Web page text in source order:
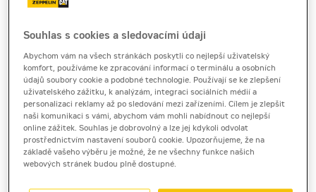
Cena za pronájem
1 - 22 dnů
1 190 Kč bez DPH
1 439 Kč s DPH
Sleva 20 %
23 a více dnů
1 110 Kč bez DPH
1 343 Kč s DPH
Sleva 20 %
Souhlas s cookies a sledovacími údaji
Abychom vám na všech stránkách poskytli co nejlepší uživatelský
komfort, používáme ke zpracování informací o terminálu a osobních
údajů soubory cookie a podobné technologie. Používají se ke zlepšení
uživatelského zážitku, k analýzám, integraci sociálních médií a
personalizaci reklamy až po sledování mezi zařízeními. Cílem je zlepšit
naši komunikaci s vámi, abychom vám mohli nabídnout co nejlepší
online zážitek. Souhlas je dobrovolný a lze jej kdykoli odvolat
prostřednictvím nastavení souborů cookie. Upozorňujeme, že na
základě vašeho výběru je možné, že ne všechny funkce našich
webových stránek budou plně dostupné.